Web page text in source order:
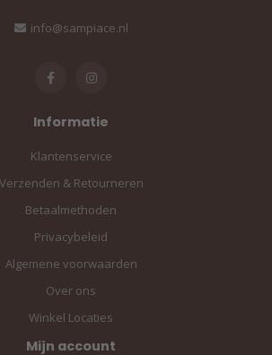
info@sampiace.nl
Informatie
Klantenservice
Verzenden & Retourneren
Betaalmethoden
Privacybeleid
Algemene voorwaarden
Over ons
Winkel Locaties
Mijn account